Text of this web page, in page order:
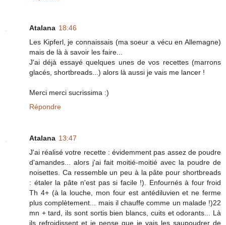
Atalana 18:46
Les Kipferl, je connaissais (ma soeur a vécu en Allemagne)
mais de là à savoir les faire...
J'ai déjà essayé quelques unes de vos recettes (marrons
glacés, shortbreads...) alors là aussi je vais me lancer !
Merci merci sucrissima :)
Répondre
Atalana 13:47
J'ai réalisé votre recette : évidemment pas assez de poudre
d'amandes... alors j'ai fait moitié-moitié avec la poudre de
noisettes. Ca ressemble un peu à la pâte pour shortbreads
: étaler la pâte n'est pas si facile !). Enfournés à four froid
Th 4+ (à la louche, mon four est antédiluvien et ne ferme
plus complètement... mais il chauffe comme un malade !)22
mn + tard, ils sont sortis bien blancs, cuits et odorants... Là
ils refroidissent et je pense que je vais les saupoudrer de